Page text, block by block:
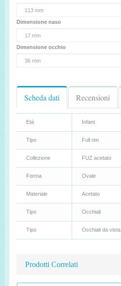
Dimensione naso
Dimensione occhio
Scheda dati Recensioni
Età Infant
Tipo Full rim
Collezione FUZ acetato
Forma Ovale
Materiale Acetato
Tipo Occhiali
Tipo Occhiali da vista
Prodotti Correlati